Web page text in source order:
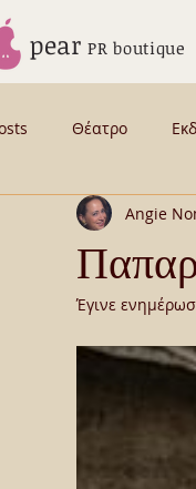
pear PR boutique
Θέατρο
News from Angie
CELEBRITY STORIES
Angie
Έγινε